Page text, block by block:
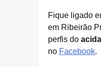
Fique ligado
em Ribeirão
perfis do
no Facebook.